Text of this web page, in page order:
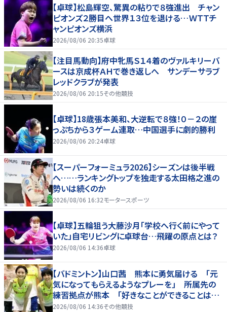
【卓球】松島輝空、驚異の粘りで８強進出 チャン
ピオンズ２勝目へ世界１３位を退ける…ＷＴＴチ
ャンピオンズ横浜
2026/08/06 20:35卓球
【注目馬動向】府中牝馬Ｓ１４着のヴァルキリーバ
ースは京成杯ＡＨで巻き返しへ サンデーサラブ
レッドクラブが発表
2026/08/06 20:15その他競技
【卓球】18歳張本美和、大逆転で８強！０－２の崖
っぷちから３ゲーム連取…中国選手に劇的勝利
2026/08/06 20:24卓球
【スーパーフォーミュラ2026】シーズンは後半戦
へ……ランキングトップを独走する太田格之進の
勢いは続くのか
2026/08/06 16:32モータースポーツ
【卓球】五輪狙う大藤沙月「学校へ行く前にやって
いた」自宅リビングに卓球台…飛躍の原点とは？
2026/08/06 14:36卓球
【バドミントン】山口茜 熊本に勇気届ける 「元
気になってもらえるようなプレーを」 所属先の
練習拠点が熊本 「好きなことができることは当
たり前じゃない」
2026/08/06 14:36その他競技